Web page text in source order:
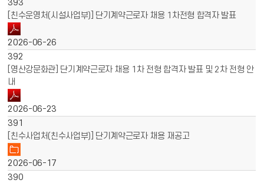
393
[친수운영처(시설사업부)] 단기계약근로자 채용 1차전형 합격자 발표
2026-06-26
392
[영산강문화관] 단기계약근로자 채용 1차 전형 합격자 발표 및 2차 전형 안
내
2026-06-23
391
[친수사업처(친수사업부)] 단기계약근로자 채용 재공고
2026-06-17
390